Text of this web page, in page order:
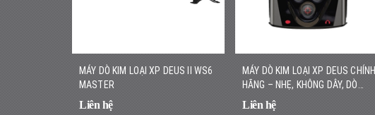
MÁY DÒ KIM LOẠI XP DEUS II WS6
MASTER
Liên hệ
MÁY DÒ KIM LOẠI XP DEUS CHÍNH
HÃNG – NHẸ, KHÔNG DÂY, DÒ
NHANH CHÍNH XÁC
Liên hệ